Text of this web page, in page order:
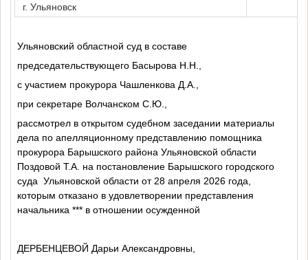
г. Ульяновск
Ульяновский областной суд в составе
председательствующего Басырова Н.Н.,
с участием прокурора Чашленкова Д.А.,
при секретаре Волчанском С.Ю.,
рассмотрел в открытом судебном заседании материалы
дела по апелляционному представлению помощника
прокурора Барышского района Ульяновской области
Поздовой Т.А. на постановление Барышского городского
суда Ульяновской области от 28 апреля 2026 года,
которым отказано в удовлетворении представления
начальника *** в отношении осужденной
ДЕРБЕНЦЕВОЙ Дарьи Александровны,